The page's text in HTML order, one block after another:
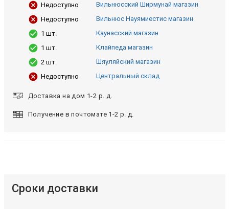
Недоступно
Вильнюсский Ширмунай магазин
Недоступно
Вильнюс Науямиестис магазин
1 шт.
Каунасский магазин
1 шт.
Клайпеда магазин
2 шт.
Шяуляйский магазин
Недоступно
Центральный склад
Доставка на дом 1-2 р. д.
Получение в почтомате 1-2 р. д.
Сроки доставки